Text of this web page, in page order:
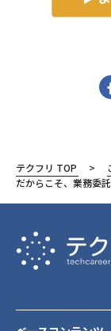
テクフリ TOP
だからこそ、業務委